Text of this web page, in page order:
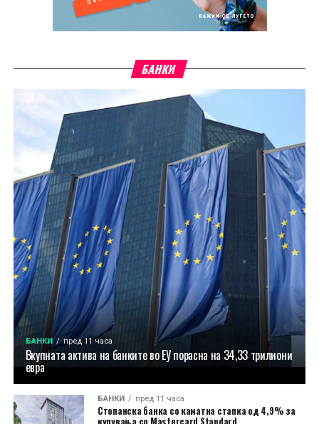
БАНКИ
БАНКИ пред 11 часа
Вкупната актива на банките во ЕУ порасна на 34,33 трилиони
евра
БАНКИ пред 11 часа
Стопанска банка со каматна стапка од 4,9% за